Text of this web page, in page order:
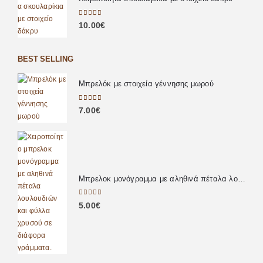
0 out of 5
10.00€
BEST SELLING
Μπρελόκ με στοιχεία γέννησης μωρού
0out of 5
7.00€
Μπρελοκ μονόγραμμα με αληθινά πέταλα λουλουδιών
0 out of 5
5.00€